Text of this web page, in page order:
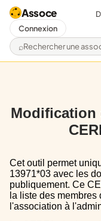
Assoce
Rechercher une
Connexion
Modification
Cet outil permet uniquement de pré-remplir le CERFA
13971*03 avec les
publiquement. Ce
la liste des
l'association à